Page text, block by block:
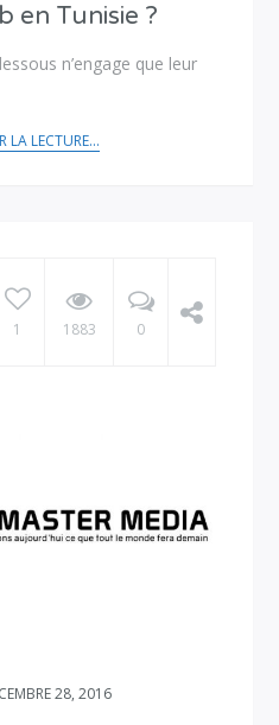
en Tunisie ?
n’engage que leur
LA LECTURE...
1 1883 0
28, 2016